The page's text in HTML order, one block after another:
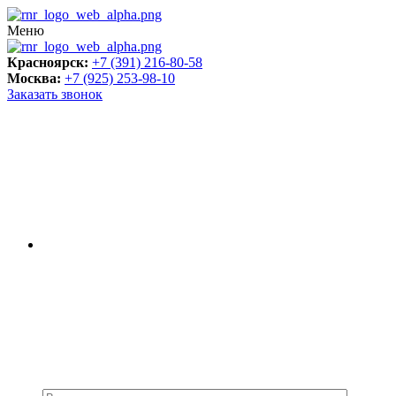
Меню
Красноярск: +7 (391) 216-80-58
Москва: +7 (925) 253-98-10
Заказать звонок